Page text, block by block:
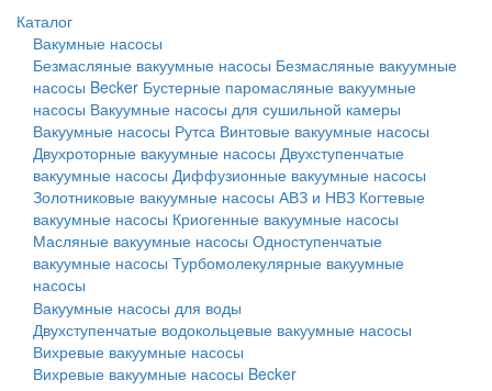
Каталог
Вакумные насосы
Безмасляные вакуумные насосы Безмасляные вакуумные
насосы Becker Бустерные паромасляные вакуумные
насосы Вакуумные насосы для сушильной камеры
Вакуумные насосы Рутса Винтовые вакуумные насосы
Двухроторные вакуумные насосы Двухступенчатые
вакуумные насосы Диффузионные вакуумные насосы
Золотниковые вакуумные насосы АВЗ и НВЗ Когтевые
вакуумные насосы Криогенные вакуумные насосы
Масляные вакуумные насосы Одноступенчатые
вакуумные насосы Турбомолекулярные вакуумные
насосы
Вакуумные насосы для воды
Двухступенчатые водокольцевые вакуумные насосы
Вихревые вакуумные насосы
Вихревые вакуумные насосы Becker